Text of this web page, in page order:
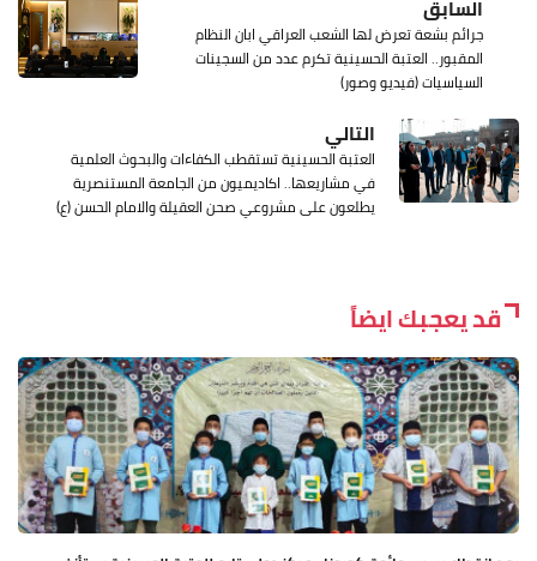
السابق
جرائم بشعة تعرض لها الشعب العراقي ابان النظام
المقبور.. العتبة الحسينية تكرم عدد من السجينات
السياسيات (فيديو وصور)
التالي
العتبة الحسينية تستقطب الكفاءات والبحوث العلمية
في مشاريعها.. اكاديميون من الجامعة المستنصرية
يطلعون على مشروعي صحن العقيلة والامام الحسن (ع)
قد يعجبك ايضاً